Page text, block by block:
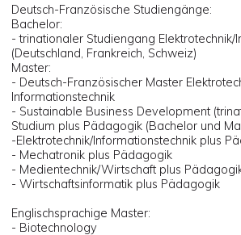
Deutsch-Französische Studiengänge:
Bachelor:
- trinationaler Studiengang Elektrotechnik/
(Deutschland, Frankreich, Schweiz)
Master:
- Deutsch-Französischer Master
Informationstechnik
- Sustainable Business Development
Studium plus Pädagogik (Bachelor und
-Elektrotechnik/Informationstechnik plus
- Mechatronik plus Pädagogik
- Medientechnik/Wirtschaft plus
- Wirtschaftsinformatik plus Pädagogik
Englischsprachige Master:
- Biotechnology